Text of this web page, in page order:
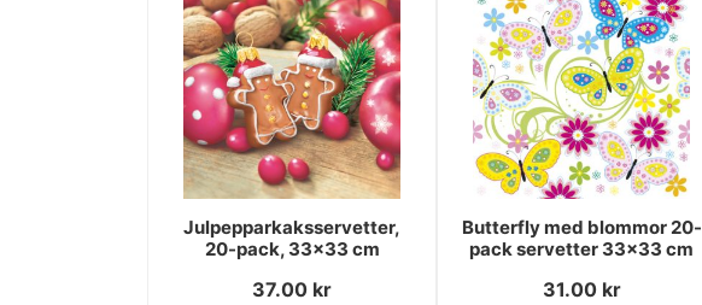
Julpepparkaksservetter,
20-pack, 33x33 cm
37.00 kr
Butterfly med blommor 20-
pack servetter 33x33 cm
31.00 kr